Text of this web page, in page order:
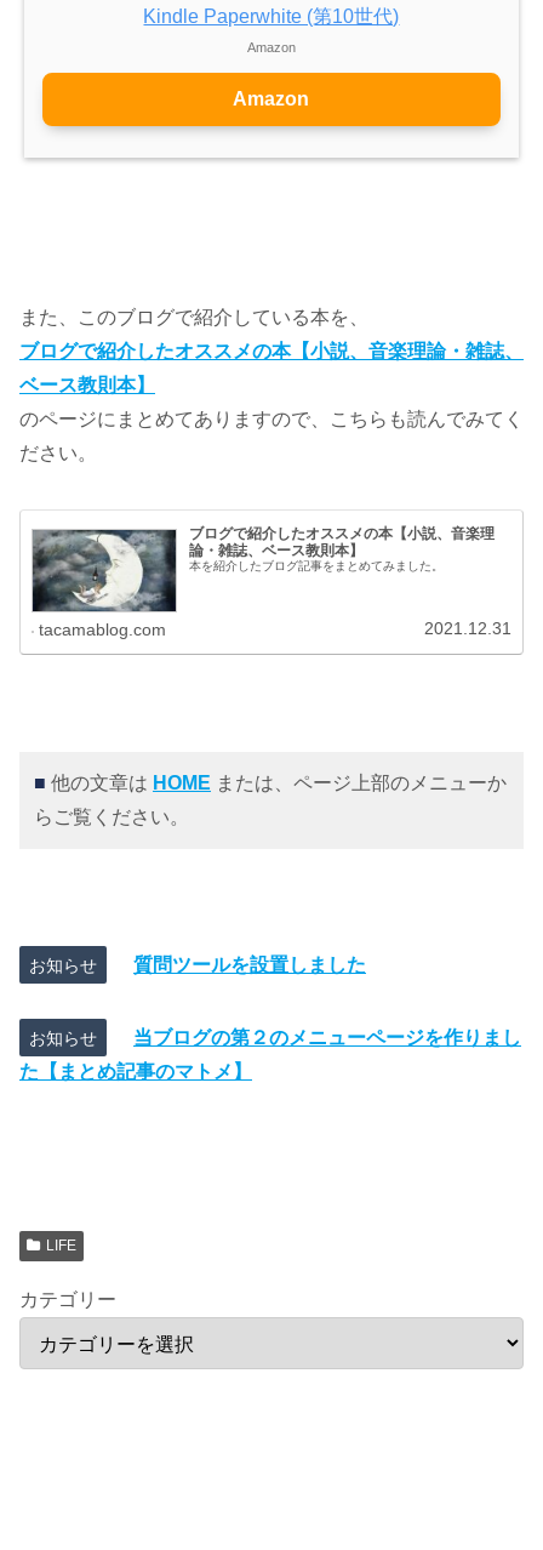
Kindle Paperwhite (第10世代)
Amazon
Amazon
また、このブログで紹介している本を、
ブログで紹介したオススメの本【小説、音楽理論・雑誌、
ベース教則本】
のページにまとめてありますので、こちらも読んでみてく
ださい。
ブログで紹介したオススメの本【小説、音楽理
論・雑誌、ベース教則本】
本を紹介したブログ記事をまとめてみました。
tacamablog.com 2021.12.31
■ 他の文章は HOME または、ページ上部のメニューか
らご覧ください。
お知らせ 質問ツールを設置しました
お知らせ
当ブログの第２のメニューページを作りまし
た【まとめ記事のマトメ】
LIFE
カテゴリー